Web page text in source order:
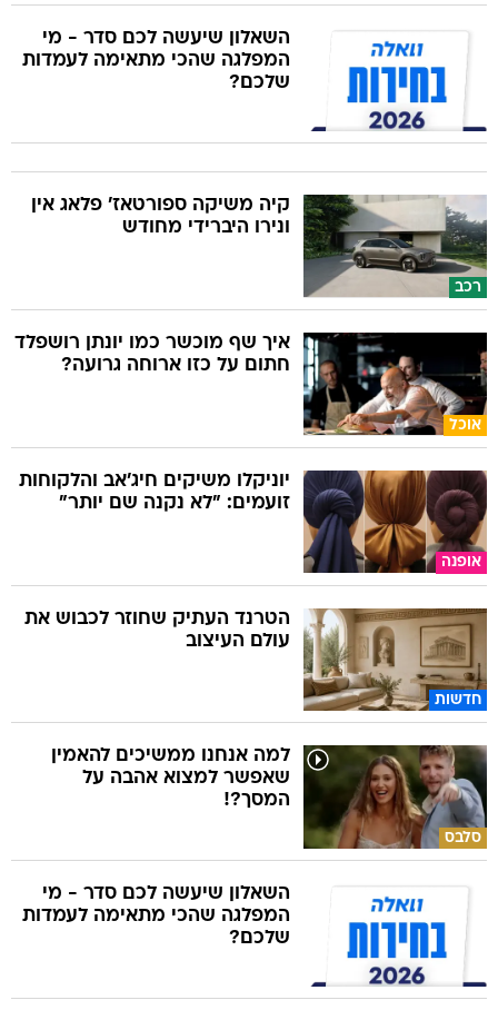
השאלון שיעשה לכם סדר - מי
המפלגה שהכי מתאימה לעמדות
שלכם?
רכב
קיה משיקה ספורטאז' פלאג אין
ונירו היברידי מחודש
אוכל
איך שף מוכשר כמו יונתן רושפלד
חתום על כזו ארוחה גרועה?
אופנה
יוניקלו משיקים חיג'אב והלקוחות
זועמים: "לא נקנה שם יותר"
חדשות
הטרנד העתיק שחוזר לכבוש את
עולם העיצוב
סלבס
למה אנחנו ממשיכים להאמין
שאפשר למצוא אהבה על
המסך?!
השאלון שיעשה לכם סדר - מי
המפלגה שהכי מתאימה לעמדות
שלכם?